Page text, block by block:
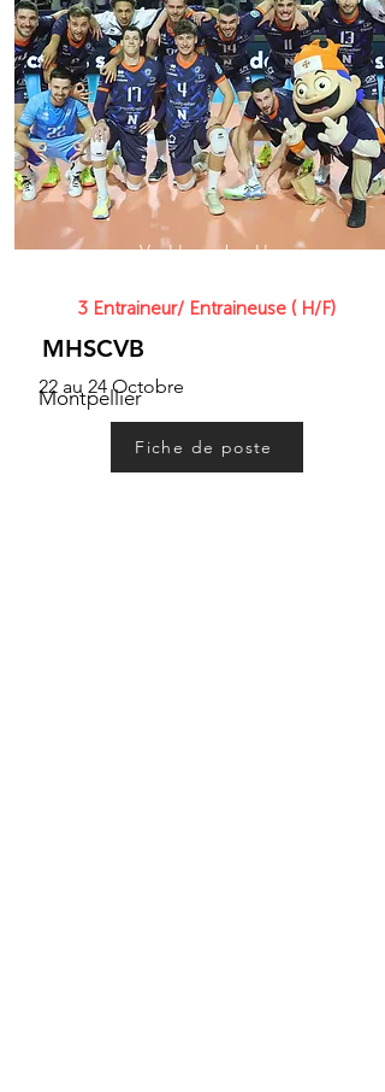
Volley-ball
3 Entraineur/ Entraineuse ( H/F)
MHSCVB
22 au 24 Octobre
Montpellier
Fiche de poste